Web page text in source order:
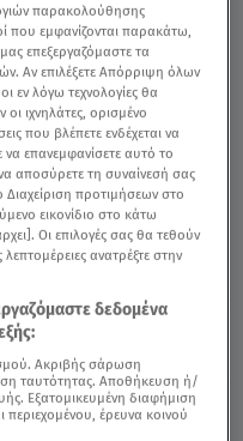
ΜΠΗΛΙΟΥ ΠΡΟΒΛΕΨΕΙΣ
παρακολούθησης
που εμφανίζονται παρακάτω,
επεξεργαζόμαστε τα
Αν επιλέξετε Απόρριψη όλων
εν λόγω τεχνολογίες θα
ιχνηλάτες, ορισμένο
που βλέπετε ενδέχεται να
να επανεμφανίσετε αυτό το
αποσύρετε τη συναίνεσή σας
προτιμήσεων στο
εικονίδιο στο κάτω
Οι επιλογές σας θα τεθούν
ανατρέξτε στην
δεδομένα
Ακριβής σάρωση
ταυτότητας. Αποθήκευση ή/
Εξατομικευμένη διαφήμιση
περιεχομένου, έρευνα κοινού